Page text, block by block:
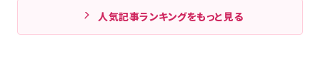
人気記事ランキングをもっと見る